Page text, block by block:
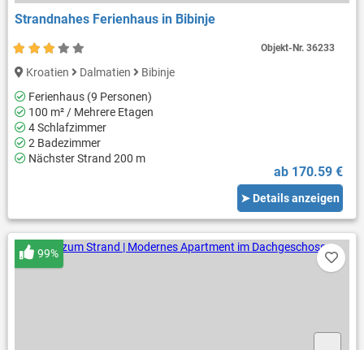
Strandnahes Ferienhaus in Bibinje
Kroatien Dalmatien
Bibinje
Ferienhaus (9 Personen)
100 m² / Mehrere Etagen
4 Schlafzimmer
2 Badezimmer
Nächster Strand 200 m
ab 170.59 €
➤ Details anzeigen
Objekt-Nr.36233
99%